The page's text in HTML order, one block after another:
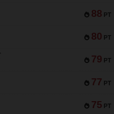
88 PT
80 PT
79 PT
77 PT
75 PT